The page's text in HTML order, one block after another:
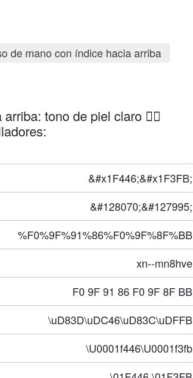
de mano con índice hacia arriba
tono de piel claro 👆🏻
&#x1F446;&#x1F3FB;
&#128070;&#127995;
%F0%9F%91%86%F0%9F%8F%BB
xn--mn8hve
F0 9F 91 86 F0 9F 8F BB
\uD83D\uDC46\uD83C\uDFFB
\U0001f446\U0001f3fb